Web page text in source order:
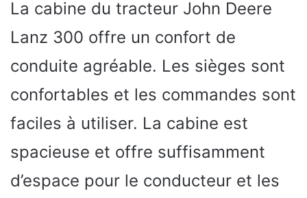
La cabine du tracteur John Deere
Lanz 300 offre un confort de
conduite agréable. Les sièges sont
confortables et les commandes sont
faciles à utiliser. La cabine est
spacieuse et offre suffisamment
d’espace pour le conducteur et les